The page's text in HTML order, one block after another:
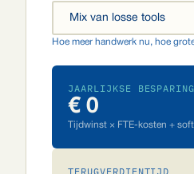
Hoe meer handwerk nu, hoe
JAARLIJKSE BESPARING
€ 0
Tijdwinst × FTE-kosten +
TERUGVERDIENTIJD